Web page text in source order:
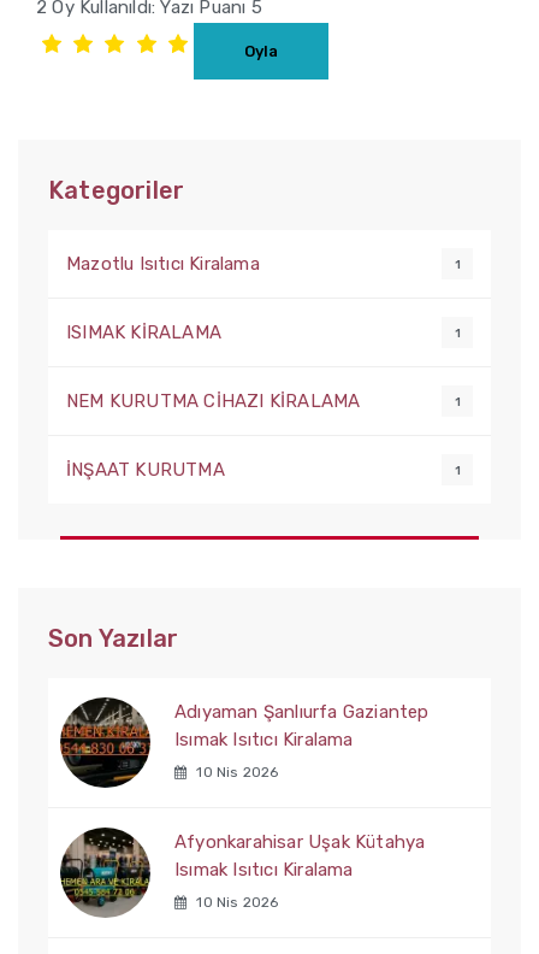
2 Oy Kullanıldı: Yazı Puanı 5
Kategoriler
Mazotlu Isıtıcı Kiralama 1
ISIMAK KİRALAMA 1
NEM KURUTMA CİHAZI KİRALAMA 1
İNŞAAT KURUTMA 1
Son Yazılar
Adıyaman Şanlıurfa Gaziantep
Isımak Isıtıcı Kiralama
10 Nis 2026
Afyonkarahisar Uşak Kütahya
Isımak Isıtıcı Kiralama
10 Nis 2026